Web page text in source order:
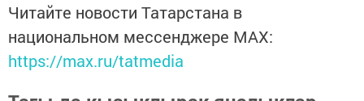
Читайте новости Татарстана в
национальном мессенджере MАХ:
https://max.ru/tatmedia